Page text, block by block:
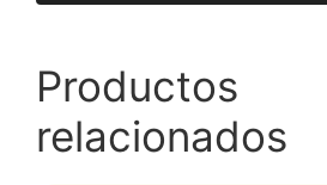
Productos
relacionados